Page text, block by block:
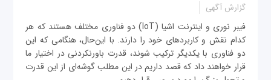
گزارش آگهی
فیبر نوری و اینترنت اشیا (IoT) دو فناوری مختلف هستند که هر
کدام نقش و کاربردهای خود را دارند. با این‌حال، هنگامی که این
دو فناوری با یکدیگر ترکیب شوند، قدرت باورنکردنی در اختیار ما
قرار خواهند داد که قصد داریم در این مطلب گوشه‌ای از این قدرت